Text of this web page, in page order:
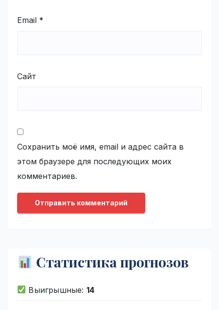
Email *
Сайт
Сохранить моё имя, email и адрес сайта в
этом браузере для последующих моих
комментариев.
Статистика прогнозов
Выигрышные: 14